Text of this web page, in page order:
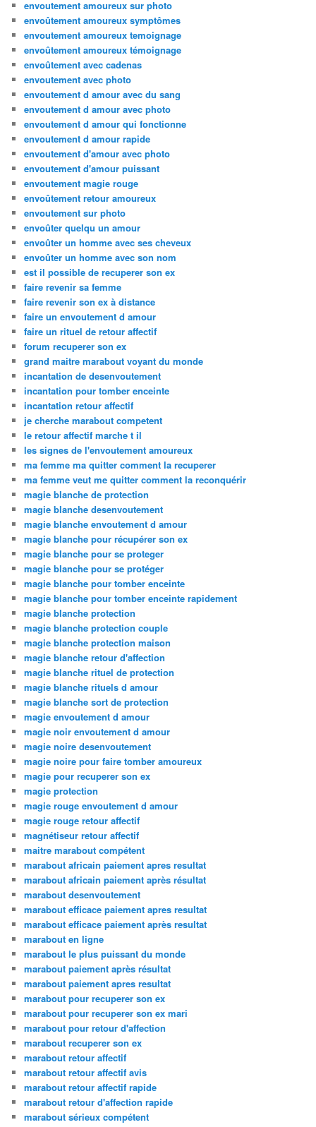
envoutement amoureux sur photo
envoûtement amoureux symptômes
envoutement amoureux temoignage
envoûtement amoureux témoignage
envoûtement avec cadenas
envoutement avec photo
envoutement d amour avec du sang
envoutement d amour avec photo
envoutement d amour qui fonctionne
envoutement d amour rapide
envoutement d'amour avec photo
envoutement d'amour puissant
envoutement magie rouge
envoûtement retour amoureux
envoutement sur photo
envoûter quelqu un amour
envoûter un homme avec ses cheveux
envoûter un homme avec son nom
est il possible de recuperer son ex
faire revenir sa femme
faire revenir son ex à distance
faire un envoutement d amour
faire un rituel de retour affectif
forum recuperer son ex
grand maitre marabout voyant du monde
incantation de desenvoutement
incantation pour tomber enceinte
incantation retour affectif
je cherche marabout competent
le retour affectif marche t il
les signes de l'envoutement amoureux
ma femme ma quitter comment la recuperer
ma femme veut me quitter comment la reconquérir
magie blanche de protection
magie blanche desenvoutement
magie blanche envoutement d amour
magie blanche pour récupérer son ex
magie blanche pour se proteger
magie blanche pour se protéger
magie blanche pour tomber enceinte
magie blanche pour tomber enceinte rapidement
magie blanche protection
magie blanche protection couple
magie blanche protection maison
magie blanche retour d'affection
magie blanche rituel de protection
magie blanche rituels d amour
magie blanche sort de protection
magie envoutement d amour
magie noir envoutement d amour
magie noire desenvoutement
magie noire pour faire tomber amoureux
magie pour recuperer son ex
magie protection
magie rouge envoutement d amour
magie rouge retour affectif
magnétiseur retour affectif
maitre marabout compétent
marabout africain paiement apres resultat
marabout africain paiement après résultat
marabout desenvoutement
marabout efficace paiement apres resultat
marabout efficace paiement après resultat
marabout en ligne
marabout le plus puissant du monde
marabout paiement après résultat
marabout paiement apres resultat
marabout pour recuperer son ex
marabout pour recuperer son ex mari
marabout pour retour d'affection
marabout recuperer son ex
marabout retour affectif
marabout retour affectif avis
marabout retour affectif rapide
marabout retour d'affection rapide
marabout sérieux compétent